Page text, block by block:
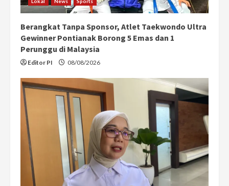
Berangkat Tanpa Sponsor, Atlet Taekwondo Ultra
Gewinner Pontianak Borong 5 Emas dan 1
Perunggu di Malaysia
Editor PI 08/08/2026